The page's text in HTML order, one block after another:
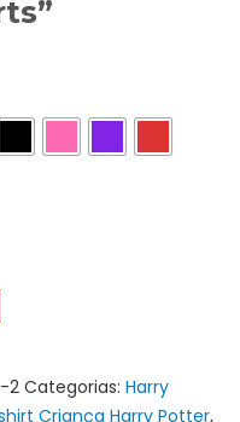
2 Categorias: Harry
Criança Harry Potter,